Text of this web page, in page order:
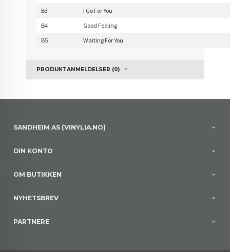
B3
I Go For You
B4
Good Feeling
B5
Waiting For You
PRODUKTANMELDELSER (0)
SANDHEIM AS (VINYLIA.NO)
DIN KONTO
OM BUTIKKEN
NYHETSBREV
PARTNERE